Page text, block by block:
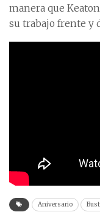
manera que
su trabajo frente y
Aniversario